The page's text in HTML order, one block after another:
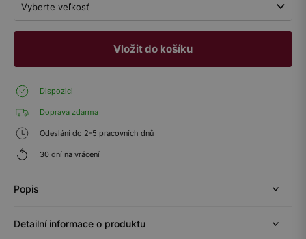
Vyberte veľkosť
Vložit do košíku
Dispozici
Doprava zdarma
Odeslání do 2-5 pracovních dnů
30 dní na vrácení
Popis
Detailní informace o produktu